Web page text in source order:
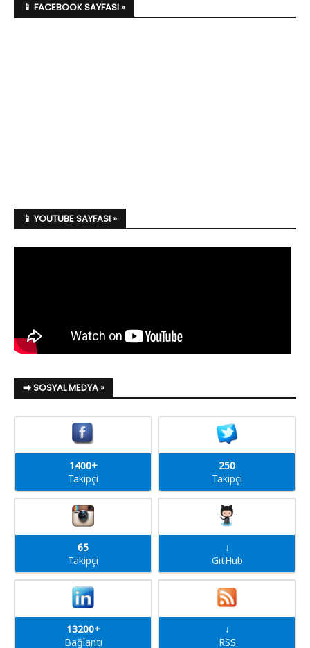
📱 FACEBOOK SAYFASI »
📱 YOUTUBE SAYFASI »
➡️ SOSYAL MEDYA »
1400+
Takipçi
250
Takipçi
65
Takipçi
↓
GitHub
13200+
Bağlantı
↓
RSS